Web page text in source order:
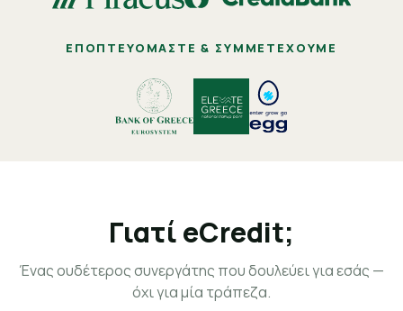
ΕΠΟΠΤΕΥΌΜΑΣΤΕ & ΣΥΜΜΕΤΈΧΟΥΜΕ
Γιατί eCredit;
Ένας ουδέτερος συνεργάτης που δουλεύει για εσάς —
όχι για μία τράπεζα.